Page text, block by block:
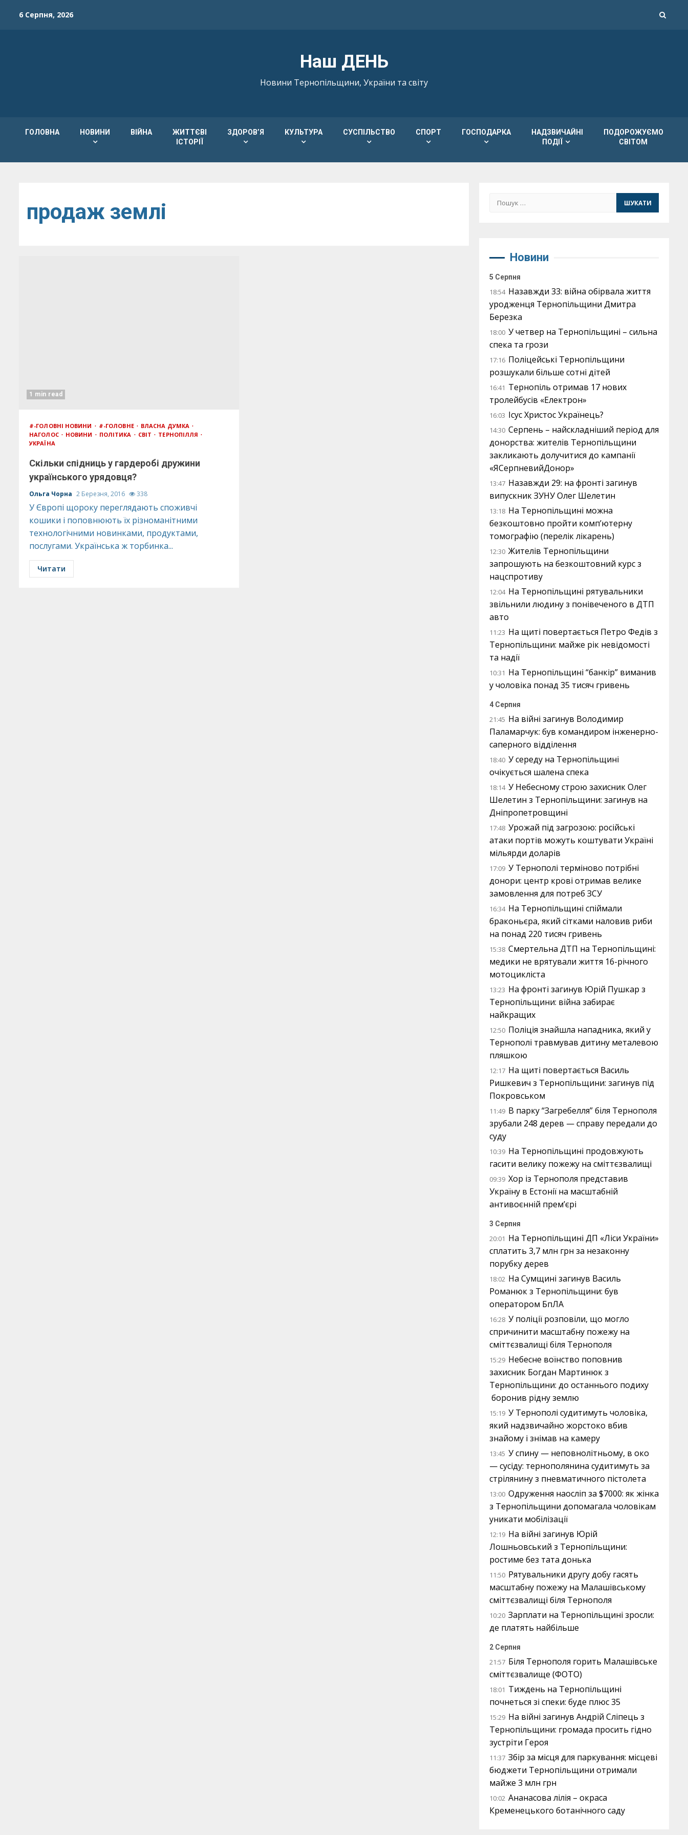
6 Серпня, 2026
Наш ДЕНЬ
Новини Тернопільщини, України та світу
ГОЛОВНА НОВИНИ ВІЙНА
ЖИТТЄВІ
ІСТОРІЇ
ЗДОРОВ’Я КУЛЬТУРА СУСПІЛЬСТВО СПОРТ ГОСПОДАРКА
НАДЗВИЧАЙНІ
ПОДІЇ
ПОДОРОЖУЄМО
СВІТОМ
продаж землі
1 min read
#-ГОЛОВНІ НОВИНИ #-ГОЛОВНЕ
ВЛАСНА ДУМКА
НАГОЛОС
НОВИНИ ПОЛІТИКА СВІТ
ТЕРНОПІЛЛЯ
УКРАЇНА
Скільки спідниць у гардеробі дружини
українського урядовця?
Ольга Чорна 2 Березня, 2016 338
У Європі щороку переглядають споживчі
кошики і поповнюють їх різноманітними
технологічними новинками, продуктами,
послугами. Українська ж торбинка...
Читати
Пошук:
Новини
5 Серпня
18:54 Назавжди 33: війна обірвала життя
уродженця Тернопільщини Дмитра
Березка
18:00 У четвер на Тернопільщині – сильна
спека та грози
17:16 Поліцейські Тернопільщини
розшукали більше сотні дітей
16:41 Тернопіль отримав 17 нових
тролейбусів «Електрон»
16:03 Ісус Христос Українець?
14:30 Серпень – найскладніший період для
донорства: жителів Тернопільщини
закликають долучитися до кампанії
«ЯСерпневийДонор»
13:47 Назавжди 29: на фронті загинув
випускник ЗУНУ Олег Шелетин
13:18 На Тернопільщині можна
безкоштовно пройти комп’ютерну
томографію (перелік лікарень)
12:30 Жителів Тернопільщини
запрошують на безкоштовний курс з
нацспротиву
12:04 На Тернопільщині рятувальники
звільнили людину з понівеченого в ДТП
авто
11:23 На щиті повертається Петро Федів з
Тернопільщини: майже рік невідомості
та надії
10:31 На Тернопільщині “банкір” виманив
у чоловіка понад 35 тисяч гривень
4 Серпня
21:45 На війні загинув Володимир
Паламарчук: був командиром інженерно-
саперного відділення
18:40 У середу на Тернопільщині
очікується шалена спека
18:14 У Небесному строю захисник Олег
Шелетин з Тернопільщини: загинув на
Дніпропетровщині
17:48 Урожай під загрозою: російські
атаки портів можуть коштувати Україні
мільярди доларів
17:09 У Тернополі терміново потрібні
донори: центр крові отримав велике
замовлення для потреб ЗСУ
16:34 На Тернопільщині спіймали
браконьєра, який сітками наловив риби
на понад 220 тисяч гривень
15:38 Смертельна ДТП на Тернопільщині:
медики не врятували життя 16-річного
мотоцикліста
13:23 На фронті загинув Юрій Пушкар з
Тернопільщини: війна забирає
найкращих
12:50 Поліція знайшла нападника, який у
Тернополі травмував дитину металевою
пляшкою
12:17 На щиті повертається Василь
Ришкевич з Тернопільщини: загинув під
Покровськом
11:49 В парку “Загребелля” біля Тернополя
зрубали 248 дерев — справу передали до
суду
10:39 На Тернопільщині продовжують
гасити велику пожежу на сміттєзвалищі
09:39 Хор із Тернополя представив
Україну в Естонії на масштабній
антивоєнній прем’єрі
3 Серпня
20:01 На Тернопільщині ДП «Ліси України»
сплатить 3,7 млн грн за незаконну
порубку дерев
18:02 На Сумщині загинув Василь
Романюк з Тернопільщини: був
оператором БпЛА
16:28 У поліції розповіли, що могло
спричинити масштабну пожежу на
сміттєзвалищі біля Тернополя
15:29 Небесне воїнство поповнив
захисник Богдан Мартинюк з
Тернопільщини: до останнього подиху
боронив рідну землю
15:19 У Тернополі судитимуть чоловіка,
який надзвичайно жорстоко вбив
знайому і знімав на камеру
13:45 У спину — неповнолітньому, в око
— сусіду: тернополянина судитимуть за
стрілянину з пневматичного пістолета
13:00 Одруження наосліп за $7000: як жінка
з Тернопільщини допомагала чоловікам
уникати мобілізації
12:19 На війні загинув Юрій
Лошньовський з Тернопільщини:
ростиме без тата донька
11:50 Рятувальники другу добу гасять
масштабну пожежу на Малашівському
сміттєзвалищі біля Тернополя
10:20 Зарплати на Тернопільщині зросли:
де платять найбільше
2 Серпня
21:57 Біля Тернополя горить Малашівське
сміттєзвалище (ФОТО)
18:01 Тиждень на Тернопільщині
почнеться зі спеки: буде плюс 35
15:29 На війні загинув Андрій Сліпець з
Тернопільщини: громада просить гідно
зустріти Героя
11:37 Збір за місця для паркування: місцеві
бюджети Тернопільщини отримали
майже 3 млн грн
10:02 Ананасова лілія – окраса
Кременецького ботанічного саду